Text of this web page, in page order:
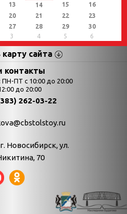
13 14 15
16
20 21 22
23
27 28 29
30
3 4 5 6
карту сайта
Категории
Выставки
День в истории
День в истории.
День в истории.
Декабрь
контакты
ПТ с 10:00 до 20:00
до 20:00
262-03-22
Новосибирск, ул.
70